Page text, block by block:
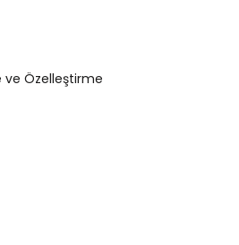
ve Özelleştirme